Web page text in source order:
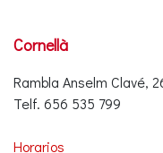
Cornellà
Rambla Anselm Clavé,
Telf. 656 535 799
Horarios